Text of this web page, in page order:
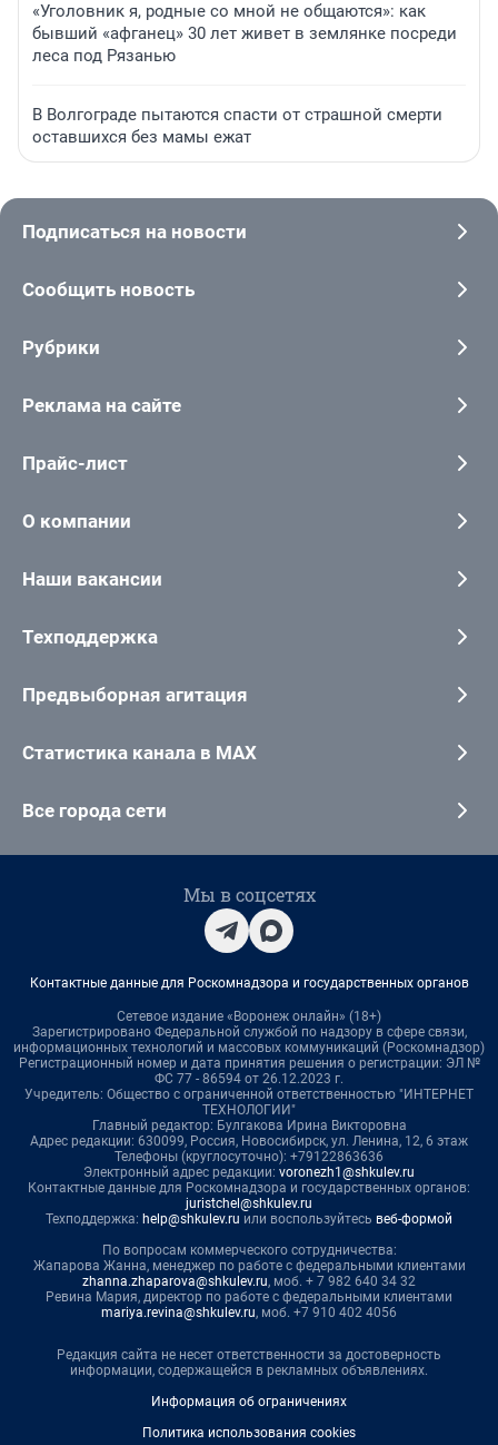
«Уголовник я, родные со мной не общаются»: как
бывший «афганец» 30 лет живет в землянке посреди
леса под Рязанью
В Волгограде пытаются спасти от страшной смерти
оставшихся без мамы ежат
Подписаться на новости
Сообщить новость
Рубрики
Реклама на сайте
Прайс-лист
О компании
Наши вакансии
Техподдержка
Предвыборная агитация
Статистика канала в MAX
Все города сети
Мы в соцсетях
Контактные данные для Роскомнадзора и государственных органов
Сетевое издание «Воронеж онлайн» (18+)
Зарегистрировано Федеральной службой по надзору в сфере связи,
информационных технологий и массовых коммуникаций (Роскомнадзор)
Регистрационный номер и дата принятия решения о регистрации: ЭЛ №
ФС 77 - 86594 от 26.12.2023 г.
Учредитель: Общество с ограниченной ответственностью "ИНТЕРНЕТ
ТЕХНОЛОГИИ"
Главный редактор: Булгакова Ирина Викторовна
Адрес редакции: 630099, Россия, Новосибирск, ул. Ленина, 12, 6 этаж
Телефоны (круглосуточно): +79122863636
Электронный адрес редакции: voronezh1@shkulev.ru
Контактные данные для Роскомнадзора и государственных органов:
juristchel@shkulev.ru
Техподдержка: help@shkulev.ru или воспользуйтесь веб-формой
По вопросам коммерческого сотрудничества:
Жапарова Жанна, менеджер по работе с федеральными клиентами
zhanna.zhaparova@shkulev.ru, моб. + 7 982 640 34 32
Ревина Мария, директор по работе с федеральными клиентами
mariya.revina@shkulev.ru, моб. +7 910 402 4056
Редакция сайта не несет ответственности за достоверность
информации, содержащейся в рекламных объявлениях.
Информация об ограничениях
Политика использования cookies